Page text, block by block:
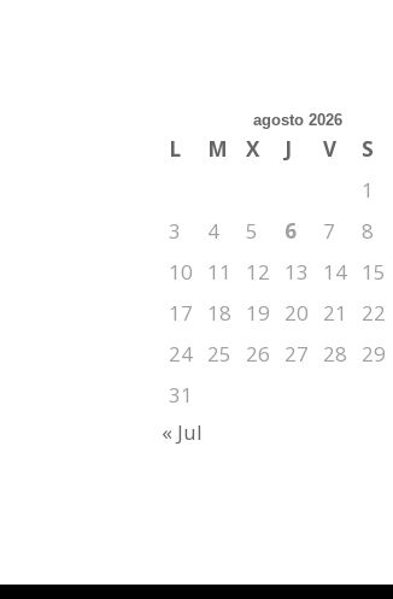
agosto 2026
L M X J V S
1
3
4 5 6 7 8
10
11 12 13 14 15
17
18 19 20 21 22
24 25 26 27 28 29
31
« Jul